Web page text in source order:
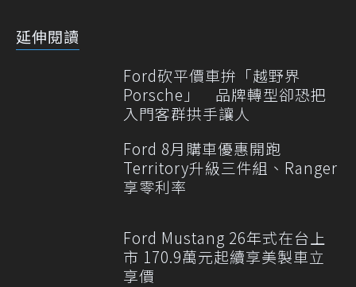
延伸閱讀
Ford砍平價車拚「越野界
Porsche」 品牌轉型卻恐把
入門客群拱手讓人
Ford 8月購車優惠開跑
Territory升級三件組、Ranger
享零利率
Ford Mustang 26年式在台上
市 170.9萬元起續享美製車立
享價